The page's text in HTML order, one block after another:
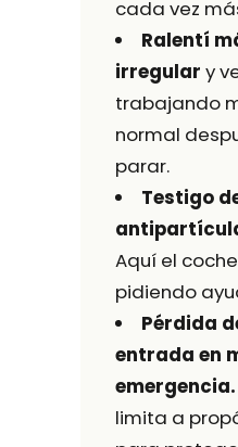
cada vez
Ralentí
irregular y
trabajando
normal
parar.
Testigo
Aquí el
pidiendo
Pérdida
entrada en
emergencia.
limita a